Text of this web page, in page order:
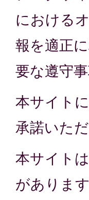
における
報を適正
要な遵守
本サイト
承諾いた
本サイト
がありま